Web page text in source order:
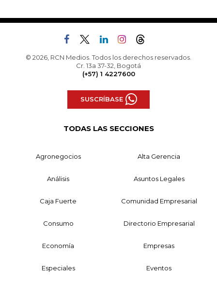
© 2026, RCN Medios. Todos los derechos reservados.
Cr. 13a 37-32, Bogotá
(+57) 1 4227600
SUSCRÍBASE
TODAS LAS SECCIONES
Agronegocios Alta Gerencia
Análisis Asuntos Legales
Caja Fuerte Comunidad Empresarial
Consumo Directorio Empresarial
Economía Empresas
Especiales Eventos